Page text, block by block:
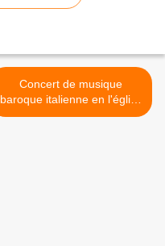
Concert de musique
baroque italienne en l'église
Sainte-Rosalie Paris 13e >